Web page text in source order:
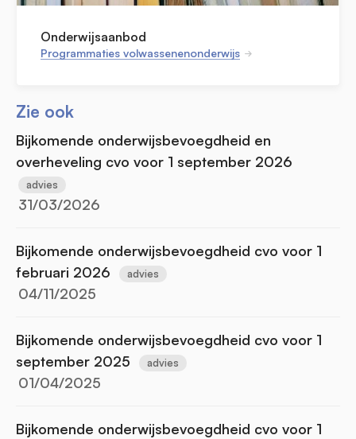
Onderwijsaanbod
Programmaties volwassenenonderwijs
Zie ook
Bijkomende onderwijsbevoegdheid en
overheveling cvo voor 1 september 2026
advies
31/03/2026
Bijkomende onderwijsbevoegdheid cvo voor 1
februari 2026
advies
04/11/2025
Bijkomende onderwijsbevoegdheid cvo voor 1
september 2025
advies
01/04/2025
Bijkomende onderwijsbevoegdheid cvo voor 1